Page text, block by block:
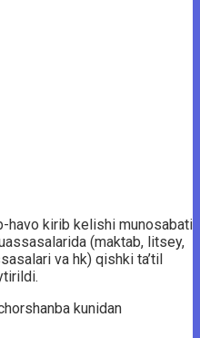
havo kirib kelishi munosabati
(maktab, litsey,
va hk) qishki ta’til
kunidan